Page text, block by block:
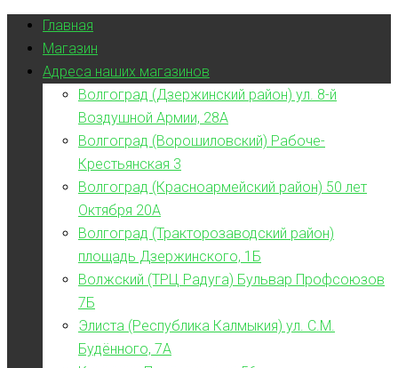
Главная
Магазин
Адреса наших магазинов
Волгоград (Дзержинский район) ул. 8-й
Воздушной Армии, 28А
Волгоград (Ворошиловский) Рабоче-
Крестьянская 3
Волгоград (Красноармейский район) 50 лет
Октября 20А
Волгоград (Тракторозаводский район)
площадь Дзержинского, 1Б
Волжский (ТРЦ Радуга) Бульвар Профсоюзов
7Б
Элиста (Республика Калмыкия) ул. С.М.
Будённого, 7А